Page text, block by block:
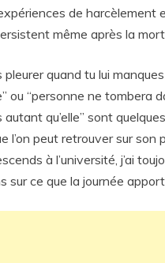
de harcèlement
même après la mort
pleurer quand tu lui manques
ou “personne ne tombera
qu’elle” sont
l’on peut retrouver sur son
à l’université, j’ai
sur ce que la journée